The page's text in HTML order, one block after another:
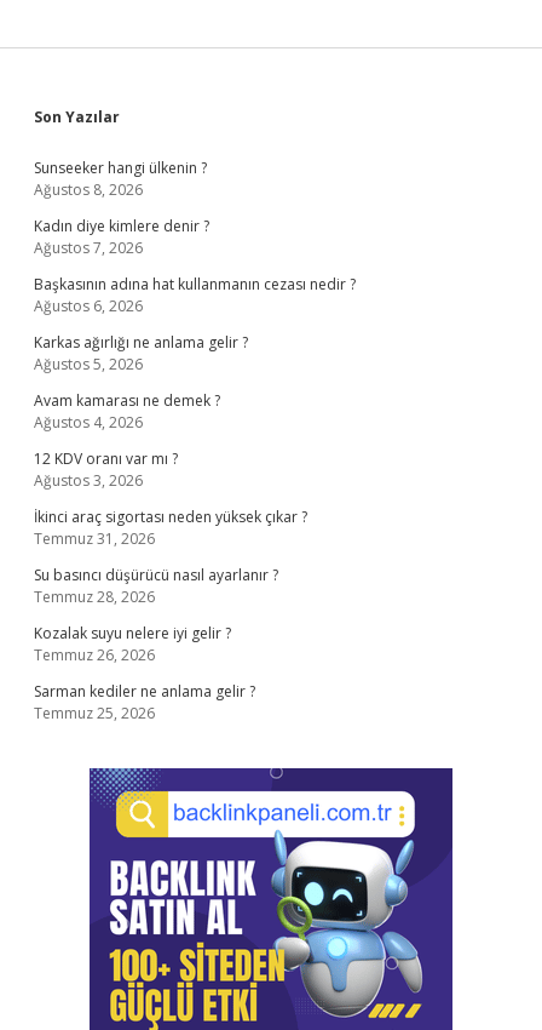
Sidebar
Son Yazılar
Sunseeker hangi ülkenin ?
Ağustos 8, 2026
Kadın diye kimlere denir ?
Ağustos 7, 2026
Başkasının adına hat kullanmanın cezası nedir ?
Ağustos 6, 2026
Karkas ağırlığı ne anlama gelir ?
Ağustos 5, 2026
Avam kamarası ne demek ?
Ağustos 4, 2026
12 KDV oranı var mı ?
Ağustos 3, 2026
İkinci araç sigortası neden yüksek çıkar ?
Temmuz 31, 2026
Su basıncı düşürücü nasıl ayarlanır ?
Temmuz 28, 2026
Kozalak suyu nelere iyi gelir ?
Temmuz 26, 2026
Sarman kediler ne anlama gelir ?
Temmuz 25, 2026